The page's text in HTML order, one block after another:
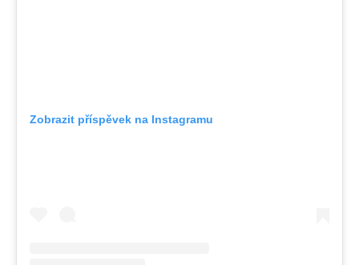
Zobrazit příspěvek na Instagramu